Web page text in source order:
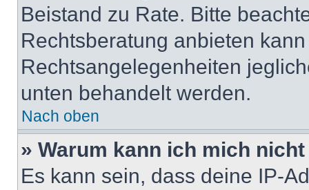
Beistand zu Rate. Bitte
Rechtsberatung anbieten
Rechtsangelegenheiten
unten behandelt werden.
Nach oben
» Warum kann ich mich
Es kann sein, dass deine IP-